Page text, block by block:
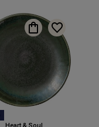
Heart & Soul